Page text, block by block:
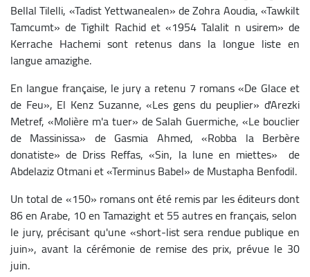
Bellal Tilelli, «Tadist Yettwanealen» de Zohra Aoudia, «Tawkilt
Tamcumt» de Tighilt Rachid et «1954 Talalit n usirem» de
Kerrache Hachemi sont retenus dans la longue liste en
langue amazighe.
En langue française, le jury a retenu 7 romans «De Glace et
de Feu», El Kenz Suzanne, «Les gens du peuplier» d'Arezki
Metref, «Molière m'a tuer» de Salah Guermiche, «Le bouclier
de Massinissa» de Gasmia Ahmed, «Robba la Berbère
donatiste» de Driss Reffas, «Sin, la lune en miettes» de
Abdelaziz Otmani et «Terminus Babel» de Mustapha Benfodil.
Un total de «150» romans ont été remis par les éditeurs dont
86 en Arabe, 10 en Tamazight et 55 autres en français, selon
le jury, précisant qu'une «short-list sera rendue publique en
juin», avant la cérémonie de remise des prix, prévue le 30
juin.